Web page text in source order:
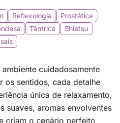
Reflexologia
Prostática
Tântrica
Shiatsu
cuidadosamente
os sentidos, cada detalhe
única de relaxamento,
suaves, aromas envolventes
criam o cenário perfeito